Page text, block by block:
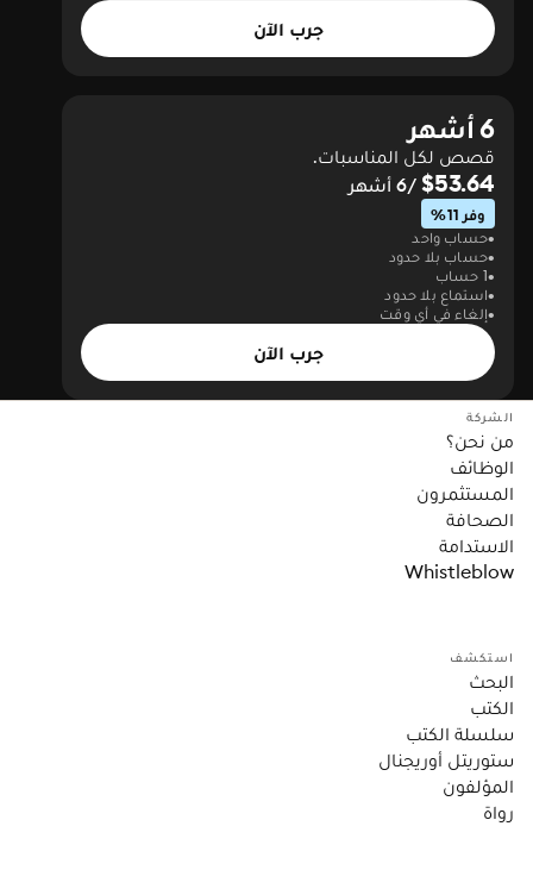
جرب الآن
6 أشهر
قصص لكل المناسبات.
$53.64 /6 أشهر
وفر 11%
حساب واحد
حساب بلا حدود
1 حساب
استماع بلا حدود
إلغاء في أي وقت
جرب الآن
الشركة
من نحن؟
الوظائف
المستثمرون
الصحافة
الاستدامة
Whistleblow
استكشف
البحث
الكتب
سلسلة الكتب
ستوريتل أوريجنال
المؤلفون
رواة